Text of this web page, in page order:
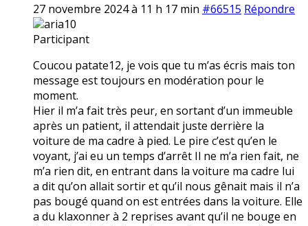
27 novembre 2024 à 11 h 17 min #66515 Répondre
aria10
Participant
Coucou patate12, je vois que tu m’as écris mais ton
message est toujours en modération pour le
moment.
Hier il m’a fait très peur, en sortant d’un immeuble
après un patient, il attendait juste derrière la
voiture de ma cadre à pied. Le pire c’est qu’en le
voyant, j’ai eu un temps d’arrêt Il ne m’a rien fait, ne
m’a rien dit, en entrant dans la voiture ma cadre lui
a dit qu’on allait sortir et qu’il nous gênait mais il n’a
pas bougé quand on est entrées dans la voiture. Elle
a du klaxonner à 2 reprises avant qu’il ne bouge en